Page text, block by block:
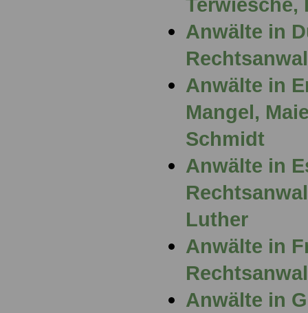
Terwiesche,
Anwälte in
Anwälte in
Mangel,
Schmidt
Anwälte in
Luther
Anwälte in
Anwälte in